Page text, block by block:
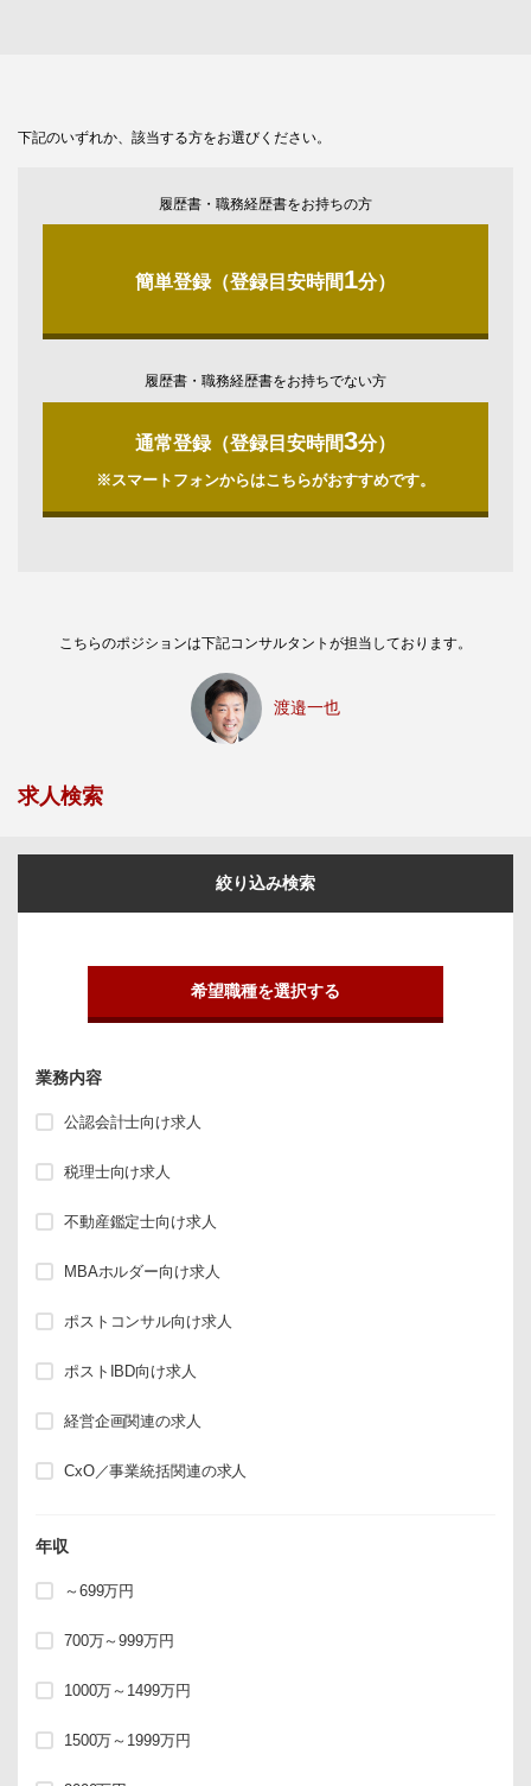
下記のいずれか、該当する方をお選びください。
履歴書・職務経歴書をお持ちの方
簡単登録（登録目安時間1分）
履歴書・職務経歴書をお持ちでない方
通常登録（登録目安時間3分）
※スマートフォンからはこちらがおすすめです。
こちらのポジションは下記コンサルタントが担当しております。
渡邉一也
求人検索
絞り込み検索
希望職種を選択する
業務内容
公認会計士向け求人
税理士向け求人
不動産鑑定士向け求人
MBAホルダー向け求人
ポストコンサル向け求人
ポストIBD向け求人
経営企画関連の求人
CxO／事業統括関連の求人
年収
～699万円
700万～999万円
1000万～1499万円
1500万～1999万円